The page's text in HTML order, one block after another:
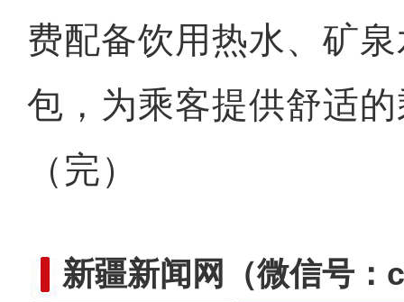
费配备饮用热水、矿
包，为乘客提供舒适
（完）
新疆新闻网 （微信号